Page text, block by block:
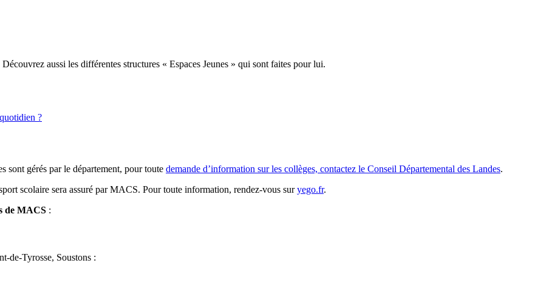
aussi les différentes structures « Espaces Jeunes » qui sont faites pour lui.
?
sont gérés par le département, pour toute demande d’information sur les collèges, contactez le Conseil Départemental des Landes.
scolaire sera assuré par MACS. Pour toute information, rendez-vous suryego.fr.
de MACS :
de-Tyrosse, Soustons :